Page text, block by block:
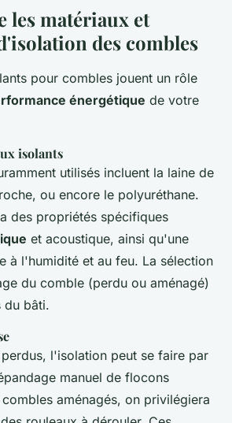
les matériaux et
des combles
pour combles jouent un rôle
énergétique de votre
isolants
utilisés incluent la laine de
ou encore le polyuréthane.
des propriétés spécifiques
et acoustique, ainsi qu'une
à l'humidité et au feu. La sélection
du comble (perdu ou aménagé)
du bâti.
l'isolation peut se faire par
manuel de flocons
aménagés, on privilégiera